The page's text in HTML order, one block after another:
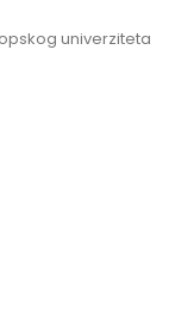
univerziteta